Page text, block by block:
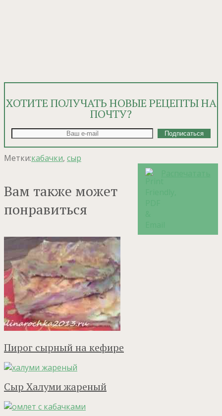
ХОТИТЕ ПОЛУЧАТЬ НОВЫЕ РЕЦЕПТЫ НА
ПОЧТУ?
Метки:кабачки, сыр
Вам также может
понравиться
Пирог сырный на кефире
Сыр Халуми жареный